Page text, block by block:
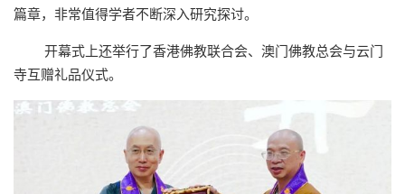
篇章，非常值得学者不断深入研究探讨。
开幕式上还举行了香港佛教联合会、澳门佛教总会与云门
寺互赠礼品仪式。